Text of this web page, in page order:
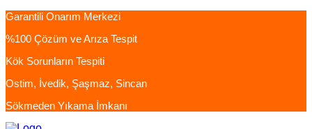
Garantili Onarım Merkezi
%100 Çözüm ve Arıza Tespit
Kök Sorunların Tespiti
Ostim, İvedik, Şaşmaz, Sincan
Sökmeden Yıkama İmkanı